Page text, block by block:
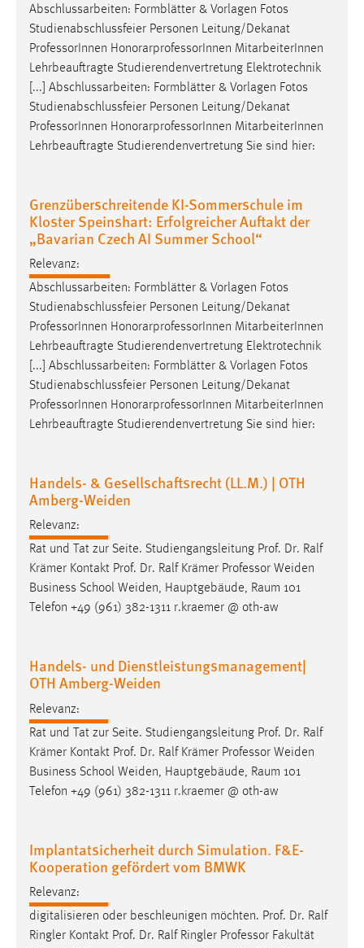
Abschlussarbeiten: Formblätter & Vorlagen Fotos
Studienabschlussfeier Personen Leitung/Dekanat
Professor Innen HonorarprofessorInnen MitarbeiterInnen
Lehrbeauftragte Studierendenvertretung Elektrotechnik
[...] Abschlussarbeiten: Formblätter & Vorlagen Fotos
Studienabschlussfeier Personen Leitung/Dekanat
Professor Innen HonorarprofessorInnen MitarbeiterInnen
Lehrbeauftragte Studierendenvertretung Sie sind hier:
Grenzüberschreitende KI-Sommerschule im
Kloster Speinshart: Erfolgreicher Auftakt der
„Bavarian Czech AI Summer School“
Relevanz:
Abschlussarbeiten: Formblätter & Vorlagen Fotos
Studienabschlussfeier Personen Leitung/Dekanat
Professor Innen HonorarprofessorInnen MitarbeiterInnen
Lehrbeauftragte Studierendenvertretung Elektrotechnik
[...] Abschlussarbeiten: Formblätter & Vorlagen Fotos
Studienabschlussfeier Personen Leitung/Dekanat
Professor Innen HonorarprofessorInnen MitarbeiterInnen
Lehrbeauftragte Studierendenvertretung Sie sind hier:
Handels- & Gesellschaftsrecht (LL.M.) | OTH
Amberg-Weiden
Relevanz:
Rat und Tat zur Seite. Studiengangsleitung Prof. Dr. Ralf
Krämer Kontakt Prof. Dr. Ralf Krämer Professor Weiden
Business School Weiden, Hauptgebäude, Raum 101
Telefon +49 (961) 382-1311 r.kraemer @ oth-aw
Handels- und Dienstleistungsmanagement|
OTH Amberg-Weiden
Relevanz:
Rat und Tat zur Seite. Studiengangsleitung Prof. Dr. Ralf
Krämer Kontakt Prof. Dr. Ralf Krämer Professor Weiden
Business School Weiden, Hauptgebäude, Raum 101
Telefon +49 (961) 382-1311 r.kraemer @ oth-aw
Implantatsicherheit durch Simulation. F&E-
Kooperation gefördert vom BMWK
Relevanz:
digitalisieren oder beschleunigen möchten. Prof. Dr. Ralf
Ringler Kontakt Prof. Dr. Ralf Ringler Professor Fakultät